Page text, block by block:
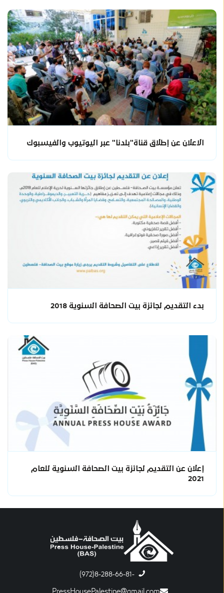
الاعلان عن إطلاق قناة"بلدنا" عبر اليوتيوب والفيسبوك
بدء التقديم لجائزة بيت الصحافة السنوية 2018
إعلان عن التقديم لجائزة بيت الصحافة السنوية للعام
2021
-8-288-66-81(972)
PressHousePalestine@gmail.com